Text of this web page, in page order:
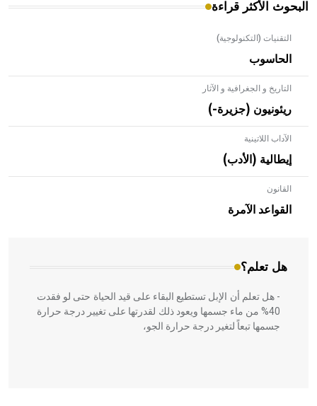
البحوث الأكثر قراءة
التقنيات (التكنولوجية)
الحاسوب
التاريخ و الجغرافية و الآثار
ريئونيون (جزيرة-)
الآداب اللاتينية
إيطالية (الأدب)
القانون
القواعد الآمرة
هل تعلم؟
- هل تعلم أن الأبلق نوع من الفنون الهندسية التي ارتبطت
بالعمارة الإسلامية في بلاد الشام ومصر خاصة، حيث يحرص
المعمار على بناء مداميكه وخاصة في الواجهات
- هل تعلم أن الإبل تستطيع البقاء على قيد الحياة حتى لو فقدت
40% من ماء جسمها ويعود ذلك لقدرتها على تغيير درجة حرارة
جسمها تبعاً لتغير درجة حرارة الجو،